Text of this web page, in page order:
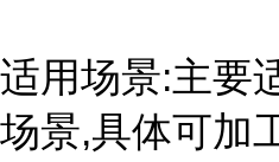
适用场景:主要
场景,具体可加